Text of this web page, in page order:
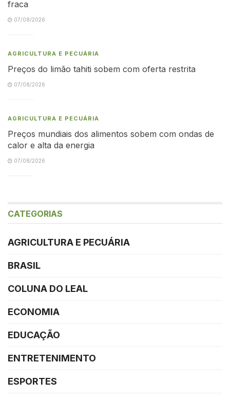
fraca
07/08/2026
AGRICULTURA E PECUÁRIA
Preços do limão tahiti sobem com oferta restrita
07/08/2026
AGRICULTURA E PECUÁRIA
Preços mundiais dos alimentos sobem com ondas de
calor e alta da energia
07/08/2026
CATEGORIAS
AGRICULTURA E PECUÁRIA
BRASIL
COLUNA DO LEAL
ECONOMIA
EDUCAÇÃO
ENTRETENIMENTO
ESPORTES